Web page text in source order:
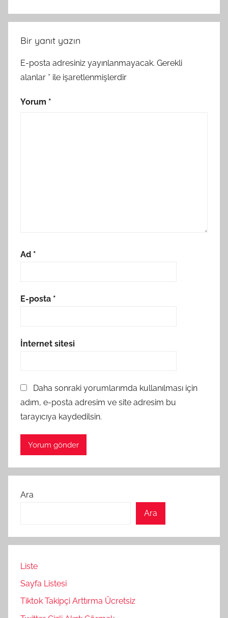
Bir yanıt yazın
E-posta adresiniz yayınlanmayacak. Gerekli
alanlar * ile işaretlenmişlerdir
Yorum *
Ad *
E-posta *
İnternet sitesi
Daha sonraki yorumlarımda kullanılması için
adım, e-posta adresim ve site adresim bu
tarayıcıya kaydedilsin.
Ara
Ara
Liste
Sayfa Listesi
Tiktok Takipçi Arttırma Ücretsiz